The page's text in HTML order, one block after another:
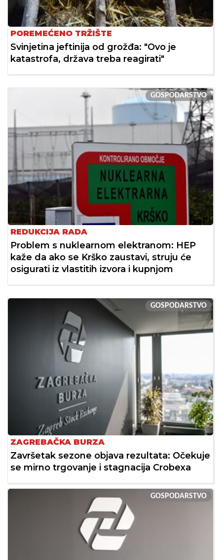
POREMEĆENO TRŽIŠTE
Svinjetina jeftinija od grožđa: "Ovo je
katastrofa, država treba reagirati"
GOSPODARSTVO
REDUKCIJA RADA
Problem s nuklearnom elektranom: HEP
kaže da ako se Krško zaustavi, struju će
osigurati iz vlastitih izvora i kupnjom
GOSPODARSTVO
ZAGREBAČKA BURZA
Završetak sezone objava rezultata: Očekuje
se mirno trgovanje i stagnacija Crobexa
GOSPODARSTVO